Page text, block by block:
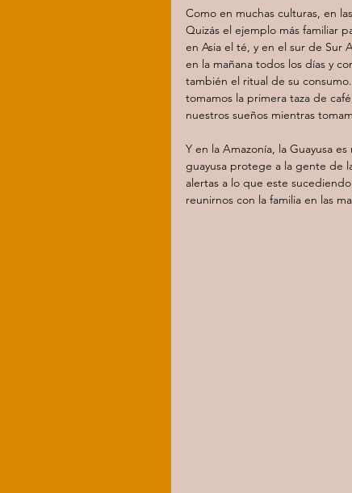
Como en muchas culturas, en
Quizás el ejemplo más familiar
en Asia el té, y en el sur de Sur
en la mañana todos los días y
también el ritual de su
tomamos la primera taza de
nuestros sueños mientras
Y en la Amazonía, la Guayusa
guayusa protege a la gente de
alertas a lo que este
reunirnos con la familia en las